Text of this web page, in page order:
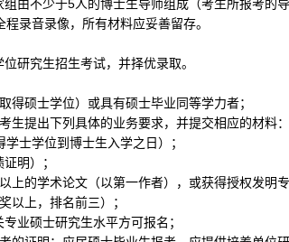
组由不少于5人的博士生导师组成（考生所报考的
录音录像，所有材料应妥善留存。
研究生招生考试，并择优录取。
硕士学位）或具有硕士毕业同等学力者；
提出下列具体的业务要求，并提交相应的材料：
学士学位到博士生入学之日）；
明）；
上的学术论文（以第一作者），或获得授权发明
以上，排名前三）；
业硕士研究生水平方可报名；